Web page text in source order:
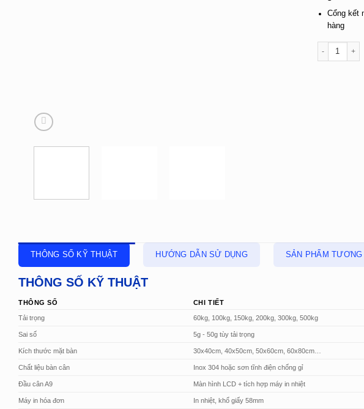
Cổng kết
hàng
CÂN BÀN
THÔNG SỐ KỸ THUẬT HƯỚNG DẪN SỬ DỤNG SẢN PHẨM
THÔNG SỐ KỸ THUẬT
THÔNG SỐ CHI TIẾT
Tải trọng 60kg, 100kg, 150kg, 200kg, 300kg, 500kg
Sai số 5g - 50g tùy tải trọng
Kích thước mặt bàn 30x40cm, 40x50cm, 50x60cm, 60x80cm…
Chất liệu bàn cân Inox 304 hoặc sơn tĩnh điện chống gỉ
Đầu cân A9 Màn hình LCD + tích hợp máy in nhiệt
Máy in hóa đơn In nhiệt, khổ giấy 58mm